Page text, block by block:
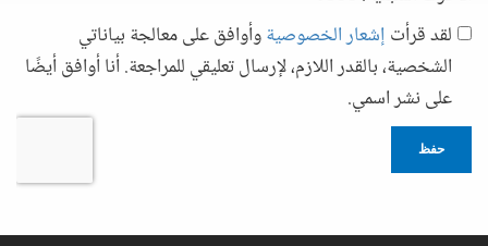
لقد قرأت إشعار الخصوصيةوأوافق على معالجة بياناتي
الشخصية، بالقدر اللازم، لإرسال تعليقي للمراجعة. أنا أوافق أيضًا
على نشر اسمي.
حفظ